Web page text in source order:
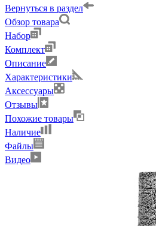
Вернуться в раздел
Обзор товара
Набор
Комплект
Описание
Характеристики
Аксессуары
Отзывы
Похожие товары
Наличие
Файлы
Видео